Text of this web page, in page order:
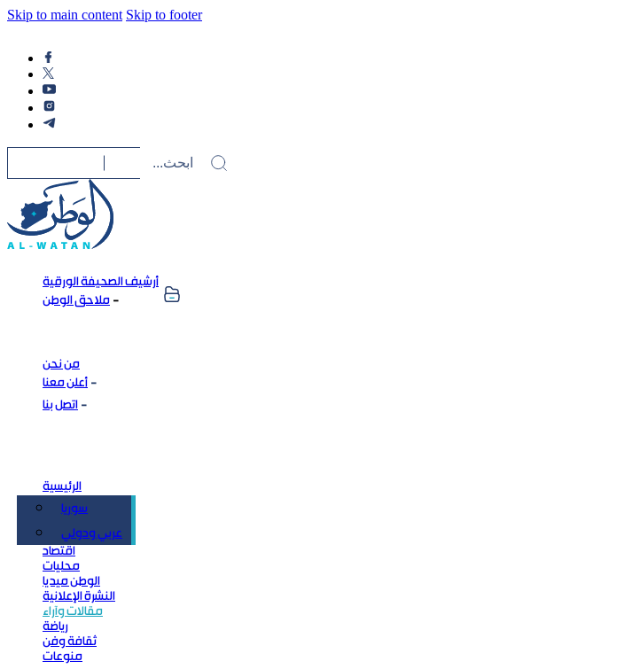
Skip to main content Skip to footer
أرشيف الصحيفة الورقية
ملاحق الوطن
من نحن
أعلن معنا
اتصل بنا
الرئيسية
سوريا
عربي ودولي
اقتصاد
محليات
الوطن ميديا
النشرة الإعلانية
مقالات وآراء
رياضة
ثقافة وفن
منوعات